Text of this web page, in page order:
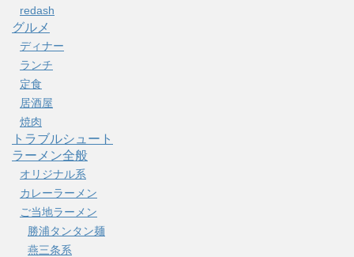
redash
グルメ
ディナー
ランチ
定食
居酒屋
焼肉
トラブルシュート
ラーメン全般
オリジナル系
カレーラーメン
ご当地ラーメン
勝浦タンタン麺
燕三条系